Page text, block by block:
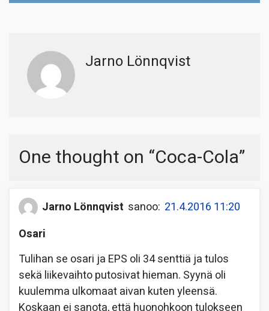
Jarno Lönnqvist
One thought on “Coca-Cola”
Jarno Lönnqvist sanoo: 21.4.2016 11:20
Osari
Tulihan se osari ja EPS oli 34 senttiä ja tulos
sekä liikevaihto putosivat hieman. Syynä oli
kuulemma ulkomaat aivan kuten yleensä.
Koskaan ei sanota, että huonohkoon tulokseen